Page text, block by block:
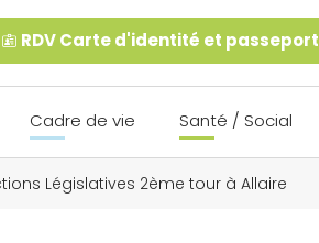
RDV Carte d'identité et passeport
Cadre de vie Santé / Social
Législatives 2ème tour à Allaire